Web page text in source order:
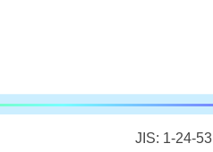
JIS: 1-24-53